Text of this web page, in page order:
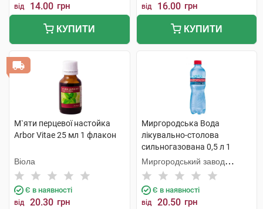
від 14.00 грн
КУПИТИ
від 16.00 грн
КУПИТИ
М`яти перцевої настойка
Arbor Vitae 25 мл 1 флакон
Віола
Є в наявності
від 20.30 грн
Миргородська Вода
лікувально-столова
сильногазована 0,5 л 1
пляшка
Миргородський завод
мінеральних вод
Є в наявності
від 20.50 грн